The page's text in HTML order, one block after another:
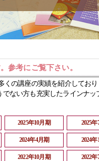
参考にご覧下さい。
くの講座の実績を紹介してお
ない方も充実したラインナッ
2025年10月期 2025
2024年4月期 2024
2022年10月期 2022